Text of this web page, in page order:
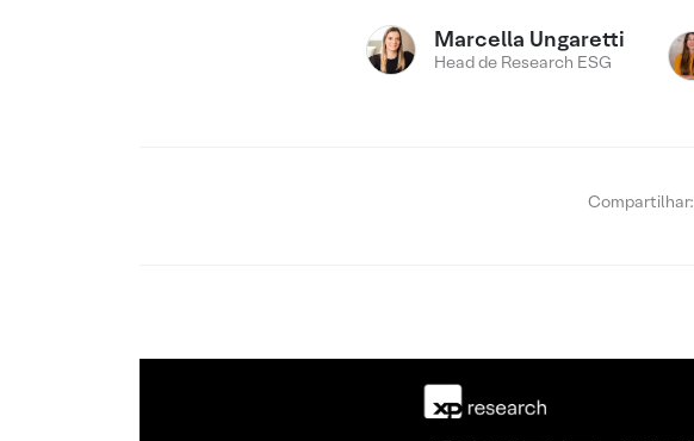
Marcella Ungaretti
Head de Research ESG
Compartilhar: